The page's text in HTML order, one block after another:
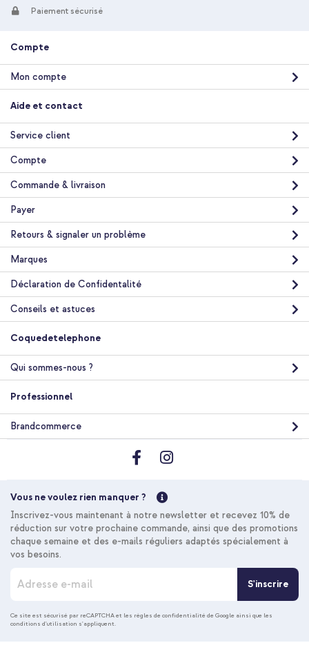
gratuite
Spigen Coque Rugged Armor MagSafe Apple iPhone 17e / 16e -
sans fil - 1 mètre - Blanc
Livraison gratuite 47,08 €
Acheter
Livraison
gratuite
Spigen Coque Rugged Armor MagSafe Apple iPhone 17e / 16e -
Matte Black + Powerbank Vivid 5 000 mAh - MagSafe et Qi -
Desert Gold / Leopard
Livraison gratuite
Acheter
Livraison
gratuite
Matte Black + Support de téléphone pour voiture - MagSafe -
Cercle Magnétique Inclus - Grille de ventilation - Noir
Paiement sécurisé
Compte
Mon compte
Aide et contact
Service client
Compte
Commande & livraison
Payer
Retours & signaler un problème
Marques
Déclaration de Confidentalité
Conseils et astuces
Coquedetelephone
Qui sommes-nous ?
Professionnel
Brandcommerce
Vous ne voulez rien manquer ?
Inscrivez-vous maintenant à notre newsletter et recevez 10% de
réduction sur votre prochaine commande, ainsi que des promotions
chaque semaine et des e-mails réguliers adaptés spécialement à
vos besoins.
c
r
S'inscrire
Ce site est sécurisé par reCAPTCHA et les règles de confidentialité de Google ainsi que les
conditions d'utilisation s'appliquent.